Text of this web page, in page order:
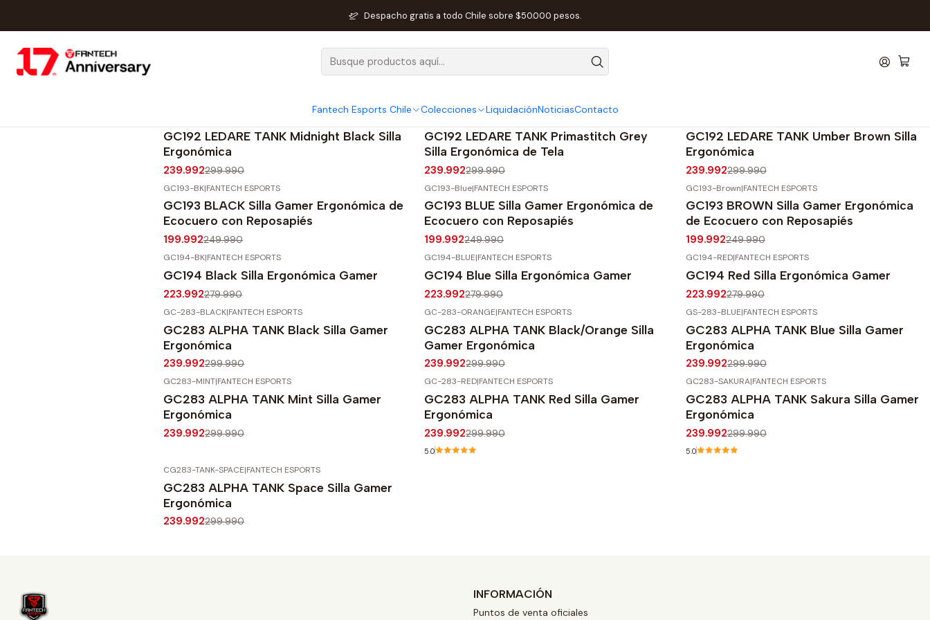
Fantech Esports Chile Colecciones LiquidaciónNoticiasContacto
Despacho gratis a todo Chile sobre $50.000 pesos.
Inicio Fantech Esports Chile Sillas Sillas Gamer
Sillas Gamer
-20%OFF
GC192 LEDARE TANK Midnight Black Silla
Ergonómica
239.992299.990
-20%OFF
FANTECH ESPORTS
GC192 LEDARE TANK Primastitch Grey
Silla Ergonómica de Tela
239.992299.990
-20%OFF
Agotado
GC192 LEDARE TANK Umber Brown Silla
Ergonómica
239.992299.990
-20% OFF
GC193-BK|FANTECH ESPORTS
GC193 BLACK Silla Gamer Ergonómica de
Ecocuero con Reposapiés
199.992249.990
-20%OFF
GC193-Blue|FANTECH ESPORTS
GC193 BLUE Silla Gamer Ergonómica de
Ecocuero con Reposapiés
199.992249.990
-20% OFF
GC193-Brown|FANTECH ESPORTS
GC193 BROWN Silla Gamer Ergonómica
de Ecocuero con Reposapiés
199.992249.990
GC194-BK|FANTECH ESPORTS
GC194 Black Silla Ergonómica Gamer
223.992279.990
GC194-BLUE|FANTECH ESPORTS
GC194 Blue Silla Ergonómica Gamer
223.992279.990
GC194-RED|FANTECH ESPORTS
GC194 Red Silla Ergonómica Gamer
223.992279.990
-20%OFF
Agotado
GC-283-BLACK|FANTECH ESPORTS
GC283 ALPHA TANK Black Silla Gamer
Ergonómica
239.992299.990
-20%OFF
Agotado
GC-283-ORANGE|FANTECH ESPORTS
GC283 ALPHA TANK Black/Orange Silla
Gamer Ergonómica
239.992299.990
-20%OFF
Agotado
GS-283-BLUE|FANTECH ESPORTS
GC283 ALPHA TANK Blue Silla Gamer
Ergonómica
239.992299.990
GC283-MINT|FANTECH ESPORTS
GC283 ALPHA TANK Mint Silla Gamer
Ergonómica
239.992299.990
Agotado
GC-283-RED|FANTECH ESPORTS
GC283 ALPHA TANK Red Silla Gamer
Ergonómica
239.992299.990
5.0
Agotado
GC283-SAKURA|FANTECH ESPORTS
GC283 ALPHA TANK Sakura Silla Gamer
Ergonómica
239.992299.990
5.0
-20% OFF
Agotado
CG283-TANK-SPACE|FANTECH ESPORTS
GC283 ALPHA TANK Space Silla Gamer
Ergonómica
239.992299.990
INFORMACIÓN
Puntos de venta oficiales